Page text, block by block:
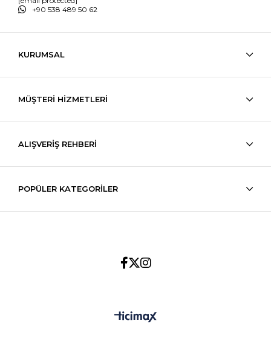
+90 538 489 50 62
KURUMSAL
MÜŞTERİ HİZMETLERİ
ALIŞVERİŞ REHBERİ
POPÜLER KATEGORİLER